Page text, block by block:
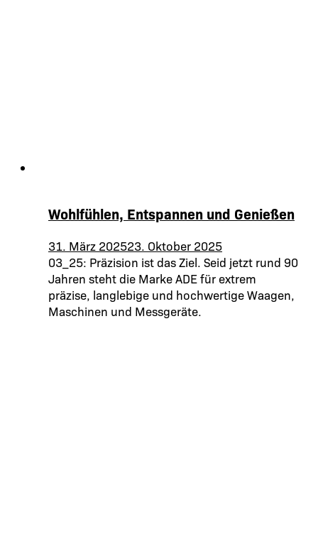
Wohlfühlen, Entspannen und Genießen
31. März 202523. Oktober 2025
03_25: Präzision ist das Ziel. Seid jetzt rund 90
Jahren steht die Marke ADE für extrem
präzise, langlebige und hochwertige Waagen,
Maschinen und Messgeräte.